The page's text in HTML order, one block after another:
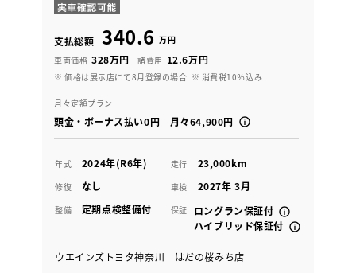
支払総額 340.6 万円
車両価格 328万円 諸費用 12.6万円
※ 価格は展示店にて8月登録の場合 ※ 消費税10％込み
月々定額プラン
頭金・ボーナス払い0円 月々64,900円
年式 2024年(R6年) 走行 23,000km
修復 なし 車検 2027年 3月
整備 定期点検整備付 保証
ロングラン保証付
ハイブリッド保証付
ウエインズトヨタ神奈川 はだの桜みち店